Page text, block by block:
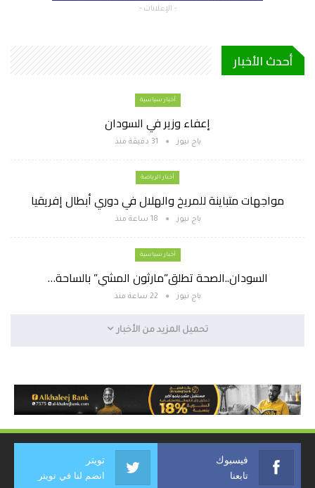
- الإعلانات -
أحدث الأخبار
أخبار سياسية
إعفاء وزير في السودان
باج نيوز 31 دقيقة منذ
أخبار الرياضة
مواجهات متباينة للمريخ والهلال في دوري أبطال إفريقيا
باج نيوز 18 ساعة منذ
أخبار سياسية
السودان..الصحة تطلق”مارثون المشي” بالساحة…
باج نيوز 22 ساعة منذ
تحميل المزيد من الأخبار
فيسبوك
تابعنا
تويتر
انضم لنا في تويتر